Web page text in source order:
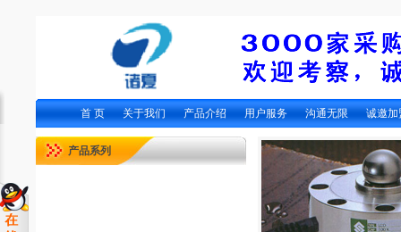
首 页 关于我们 产品介绍 用户服务 沟通无限 诚邀加
产品系列